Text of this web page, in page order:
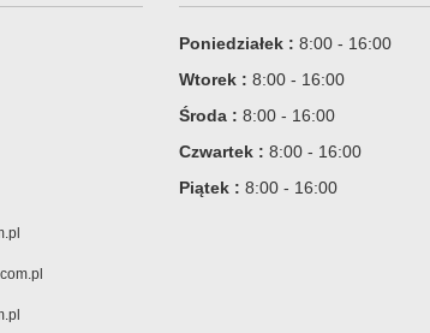
Poniedziałek : 8:00 - 16:00
Wtorek : 8:00 - 16:00
Środa : 8:00 - 16:00
Czwartek : 8:00 - 16:00
Piątek : 8:00 - 16:00